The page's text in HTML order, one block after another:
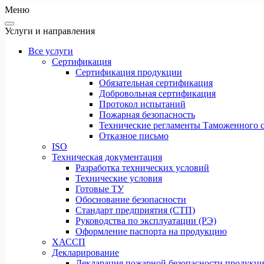
Меню
Услуги и направления
Все услуги
Сертификация
Сертификация продукции
Обязательная сертификация
Добровольная сертификация
Протокол испытаний
Пожарная безопасность
Технические регламенты Таможенного
Отказное письмо
ISO
Техническая документация
Разработка технических условий
Технические условия
Готовые ТУ
Обоснование безопасности
Стандарт предприятия (СТП)
Руководства по эксплуатации (РЭ)
Оформление паспорта на продукцию
ХАССП
Декларирование